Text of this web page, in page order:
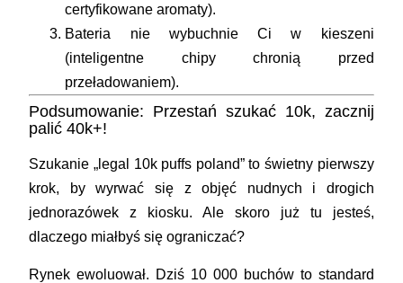
certyfikowane aromaty).
Bateria nie wybuchnie Ci w kieszeni
(inteligentne chipy chronią przed
przeładowaniem).
Podsumowanie: Przestań szukać 10k, zacznij
palić 40k+!
Szukanie „legal 10k puffs poland” to świetny pierwszy
krok, by wyrwać się z objęć nudnych i drogich
jednorazówek z kiosku. Ale skoro już tu jesteś,
dlaczego miałbyś się ograniczać?
Rynek ewoluował. Dziś 10 000 buchów to standard